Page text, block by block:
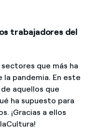
contrato?
de propietarios?
trabajadores del
que más ha
la pandemia. En este
aquellos que
ha supuesto para
¡Gracias a ellos